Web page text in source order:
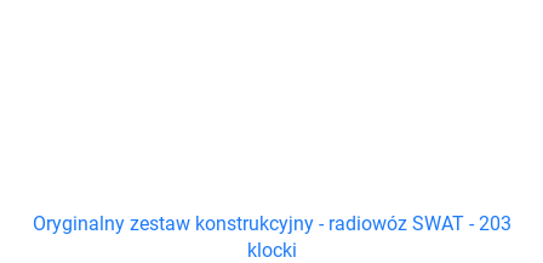
Oryginalny zestaw konstrukcyjny - radiowóz SWAT - 203
klocki